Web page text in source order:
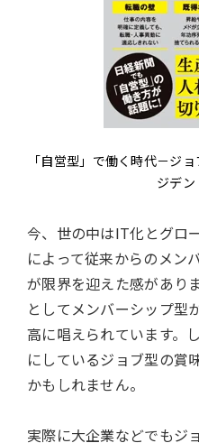
「自営型」で働く時代－ジ
ジデン
今、世の中はIT化とグロ
によって従来からのメン
が限界を迎えた感があり
としてメンバーシップ型
高に唱えられています。
にしているジョブ型の賞
かもしれません。
実際に大企業などでもジ